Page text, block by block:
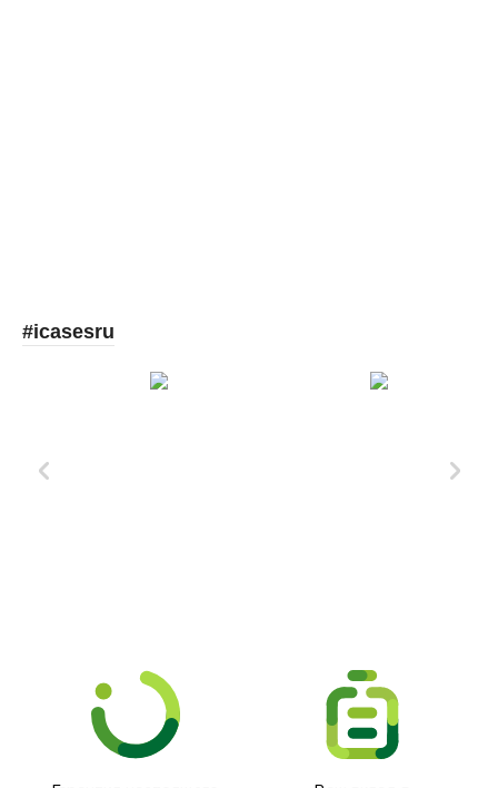
#icasesru